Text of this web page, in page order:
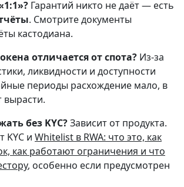
Гарантий никто не даёт — есть
. Смотрите документы
кастодиана.
отличается от спота? Из-за
ликвидности и доступности
периоды расхождение мало, в
вырасти.
без KYC?Зависит от продукта.
KYC и Whitelist в RWA: что это, как
как работают ограничения и что
, особенно если предусмотрен